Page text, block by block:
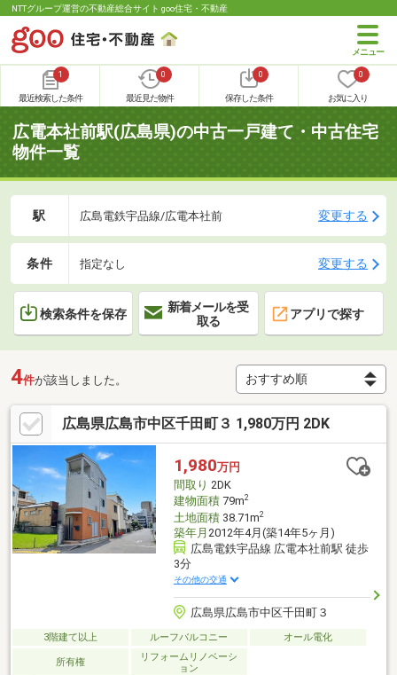
NTTグループ運営の不動産総合サイト goo住宅・不動産
1
最近検索した条件
0
最近見た物件
0
保存した条件
0
お気に入り
広電本社前駅(広島県)の中古一戸建て・中古住宅
物件一覧
駅 広島電鉄宇品線/広電本社前 変更する
条件 指定なし 変更する
検索条件を保存
新着メールを受
取る
アプリで探す
4件が該当しました。
広島県広島市中区千田町３ 1,980万円 2DK
1,980万円
間取り 2DK
建物面積79m2
土地面積38.71m2
築年月 2012年4月(築14年5ヶ月)
広島電鉄宇品線 広電本社前駅 徒歩
3分
その他の交通
広島県広島市中区千田町３
3階建て以上 ルーフバルコニー オール電化
所有権
リフォームリノベーシ
ョン